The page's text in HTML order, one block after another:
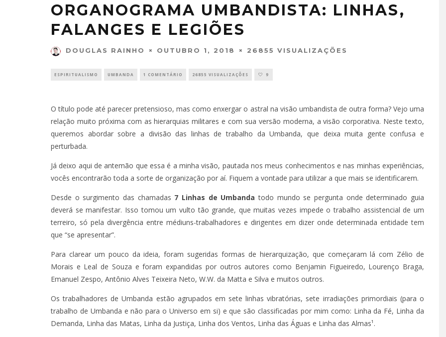
ORGANOGRAMA UMBANDISTA: LINHAS,
FALANGES E LEGIÕES
DOUGLAS RAINHO OUTUBRO 1, 2018 26855 VISUALIZAÇÕES
ESPIRITUALISMO UMBANDA 1 COMENTÁRIO 26855 VISUALIZAÇÕES 9
O título pode até parecer pretensioso, mas como enxergar o astral na visão umbandista de outra forma? Vejo uma
relação muito próxima com as hierarquias militares e com sua versão moderna, a visão corporativa. Neste texto,
queremos abordar sobre a divisão das linhas de trabalho da Umbanda, que deixa muita gente confusa e
perturbada.
Já deixo aqui de antemão que essa é a minha visão, pautada nos meus conhecimentos e nas minhas experiências,
vocês encontrarão toda a sorte de organização por aí. Fiquem a vontade para utilizar a que mais se identificarem.
Desde o surgimento das chamadas 7 Linhas de Umbanda todo mundo se pergunta onde determinado guia
deverá se manifestar. Isso tomou um vulto tão grande, que muitas vezes impede o trabalho assistencial de um
terreiro, só pela divergência entre médiuns-trabalhadores e dirigentes em dizer onde determinada entidade tem
que “se apresentar”.
Para clarear um pouco da ideia, foram sugeridas formas de hierarquização, que começaram lá com Zélio de
Morais e Leal de Souza e foram expandidas por outros autores como Benjamin Figueiredo, Lourenço Braga,
Emanuel Zespo, Antônio Alves Teixeira Neto, W.W. da Matta e Silva e muitos outros.
Os trabalhadores de Umbanda estão agrupados em sete linhas vibratórias, sete irradiações primordiais (para o
trabalho de Umbanda e não para o Universo em si) e que são classificadas por mim como: Linha da Fé, Linha da
Demanda, Linha das Matas, Linha da Justiça, Linha dos Ventos, Linha das Águas e Linha das Almas¹.